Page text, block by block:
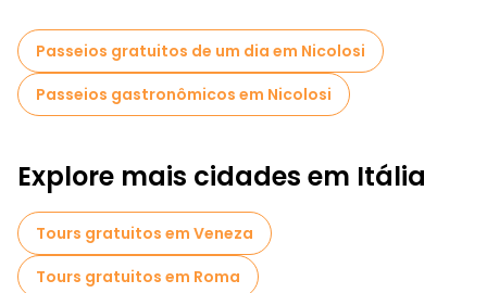
Passeios gratuitos de um dia em Nicolosi
Passeios gastronômicos em Nicolosi
Explore mais cidades em Itália
Tours gratuitos em Veneza
Tours gratuitos em Roma